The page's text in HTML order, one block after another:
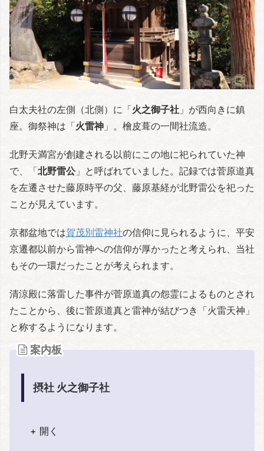
白太夫社の左側（北側）に「火之御子社 」が西向きに鎮
座。御祭神は「火雷神 」。檜皮葺の一間社流造。
北野天満宮が創建される以前にこの地に祀られていた神
で、「北野雷公」と呼ばれていました。記録では菅原道真
を左遷させた藤原時平の父、藤原基経が北野雷公を祀った
ことが見えています。
京都盆地では賀茂別雷神社の信仰に見られるように、平安
京遷都以前から雷神への信仰が厚かったと考えられ、当社
もその一環だったことが考えられます。
清涼殿に落雷した事件が菅原道真の怨霊によるものとされ
たことから、後に菅原道真と雷神が結びつき「火雷天神」
と称するようになります。
案内板
摂社 火之御子社
+ 開く